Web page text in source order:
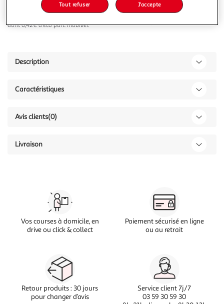
79,00€
dont 0,42€ d'éco part. mobilier.
Description
Caractéristiques
Avis clients(0)
Livraison
Vos courses à domicile, en
drive ou click & collect
Paiement sécurisé en ligne
ou au retrait
Retour produits : 30 jours
pour changer d’avis
Service client 7j/7
03 59 30 59 30
Tout refuser J'accepte